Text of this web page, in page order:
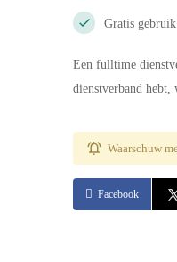
Gratis
Een fulltime
dienstverband hebt,
Waarschuw
Facebook